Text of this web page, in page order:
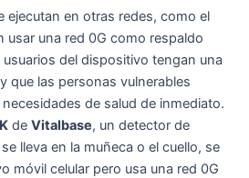
ejecutan en otras redes, como el
usar una red 0G como respaldo
del dispositivo tengan una
que las personas vulnerables
de salud de inmediato.
de Vitalbase, un detector de
lleva en la muñeca o el cuello, se
móvil celular pero usa una red 0G